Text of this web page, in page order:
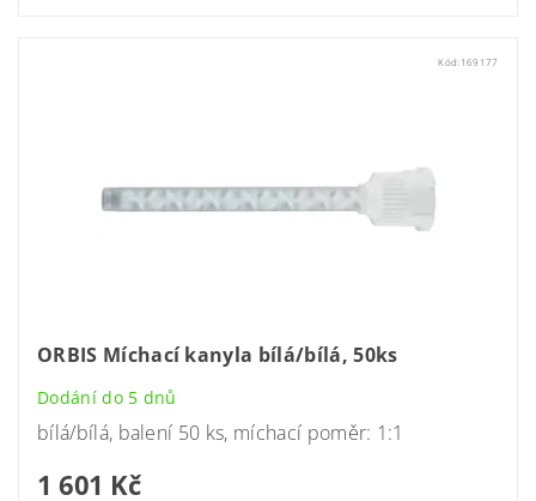
Kód:169177
ORBIS Míchací kanyla bílá/bílá, 50ks
Dodání do 5 dnů
bílá/bílá, balení 50 ks, míchací poměr: 1:1
1 601 Kč